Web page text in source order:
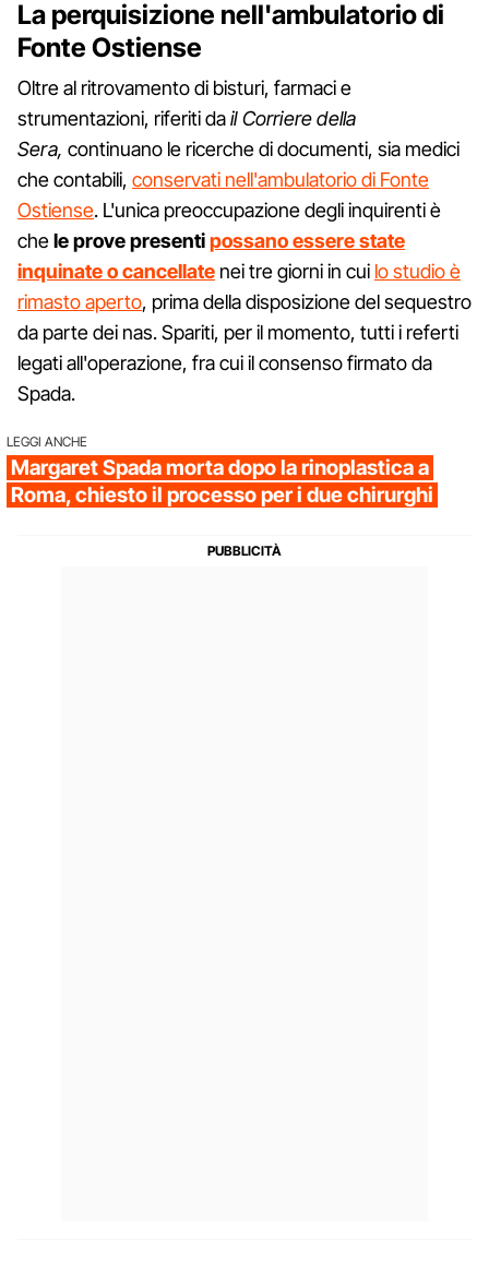
La perquisizione nell'ambulatorio di
Fonte Ostiense
Oltre al ritrovamento di bisturi, farmaci e
strumentazioni, riferiti dail Corriere della
Sera,continuano le ricerche di documenti, sia medici
che contabili, conservati nell'ambulatorio di Fonte
Ostiense. L'unica preoccupazione degli inquirenti è
chele prove presentipossano essere state
inquinate o cancellate nei tre giorni in cui lo studio è
rimasto aperto, prima della disposizione del sequestro
da parte dei nas. Spariti, per il momento, tutti i referti
legati all'operazione, fra cui il consenso firmato da
Spada.
LEGGI ANCHE
Margaret Spada morta dopo la rinoplastica a
Roma, chiesto il processo per i due chirurghi